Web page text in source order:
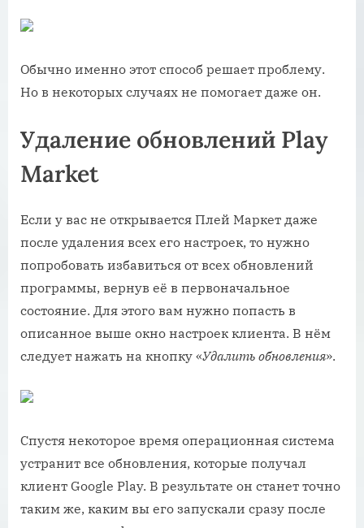
Обычно именно этот способ решает проблему.
Но в некоторых случаях не помогает даже он.
Удаление обновлений Play
Market
Если у вас не открывается Плей Маркет даже
после удаления всех его настроек, то нужно
попробовать избавиться от всех обновлений
программы, вернув её в первоначальное
состояние. Для этого вам нужно попасть в
описанное выше окно настроек клиента. В нём
следует нажать на кнопку «Удалить обновления».
Спустя некоторое время операционная система
устранит все обновления, которые получал
клиент Google Play. В результате он станет точно
таким же, каким вы его запускали сразу после